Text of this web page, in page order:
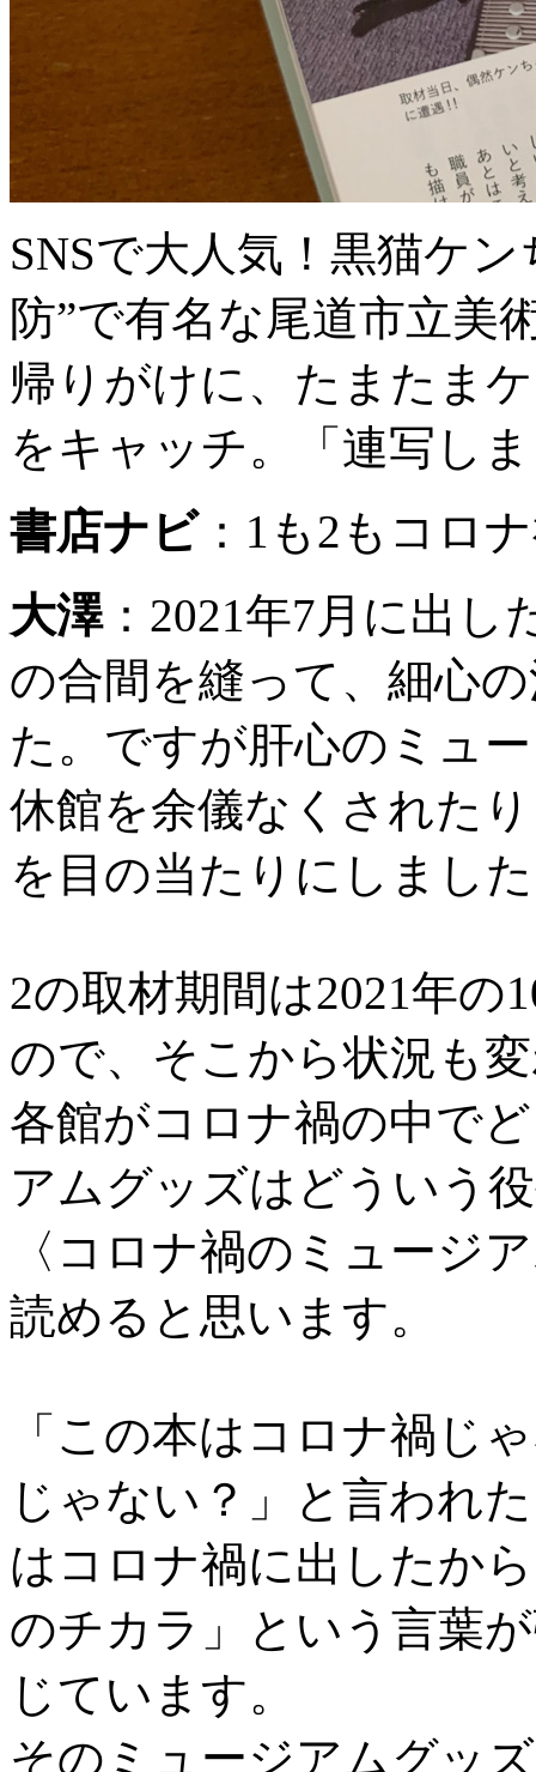
SNSで大人気！黒猫ケ
防”で有名な尾道市立美
帰りがけに、たまたま
をキャッチ。「連写し
書店ナビ： 1も2もコロ
大澤： 2021年7月に出し
の合間を縫って、細心
た。ですが肝心のミュ
休館を余儀なくされた
を目の当たりにしまし
2の取材期間は2021年の
ので、そこから状況も
各館がコロナ禍の中で
アムグッズはどういう
〈コロナ禍のミュージ
読めると思います。
「この本はコロナ禍じ
じゃない？」と言われ
はコロナ禍に出したか
のチカラ」という言葉
じています。
そのミュージアムグッ